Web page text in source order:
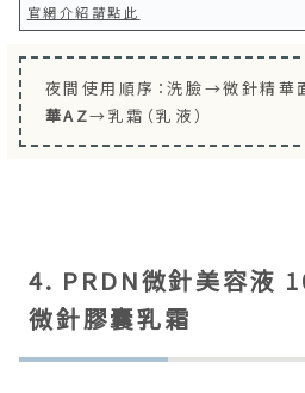
官網介紹請點此
夜間使用順序：洗臉→微針精
華AZ→乳霜（乳液）
4. PRDN微針美容液
微針膠囊乳霜